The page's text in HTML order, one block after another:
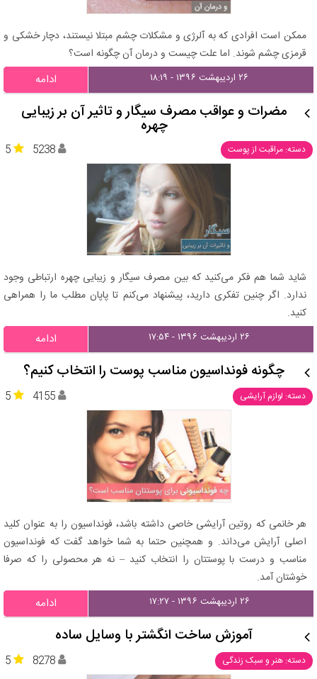
ممکن است افرادی که به آلرژی و مشکلات چشم مبتلا نیستند، دچار خشکی و
قرمزی چشم شوند. اما علت چیست و درمان آن چگونه است؟
۲۶ اردیبهشت ۱۳۹۶ - ۱۸:۱۹ ادامه
مضرات و عواقب مصرف سیگار و تاثیر آن بر زیبایی
چهره
دسته: مراقبت از پوست 5 5238
شاید شما هم فكر می‌كنید كه بین مصرف سیگار و زیبایی چهره ارتباطی وجود
ندارد. اگر چنین تفكری دارید، پیشنهاد می‌كنم تا پاپان مطلب ما را همراهی
كنید.
۲۶ اردیبهشت ۱۳۹۶ - ۱۷:۵۴ ادامه
چگونه فونداسیون مناسب پوست را انتخاب کنیم؟
دسته: لوازم آرایشی 5 4155
هر خانمی که روتین آرایشی خاصی داشته باشد، فونداسیون را به عنوان کلید
اصلی آرایش می‌داند. و همچنین حتما به شما خواهد گفت که فونداسیون
مناسب و درست با پوستتان را انتخاب کنید – نه هر محصولی را که صرفا
خوشتان آمد.
۲۶ اردیبهشت ۱۳۹۶ - ۱۷:۲۷ ادامه
آموزش ساخت انگشتر با وسایل ساده
دسته: هنر و سبک زندگی 5 8278